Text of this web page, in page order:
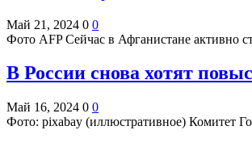
Май 21, 2024 0 0
Фото AFP Сейчас в Афганистане активно
В России снова хотят
Май 16, 2024 0 0
Фото: pixabay (иллюстративное) Комитет